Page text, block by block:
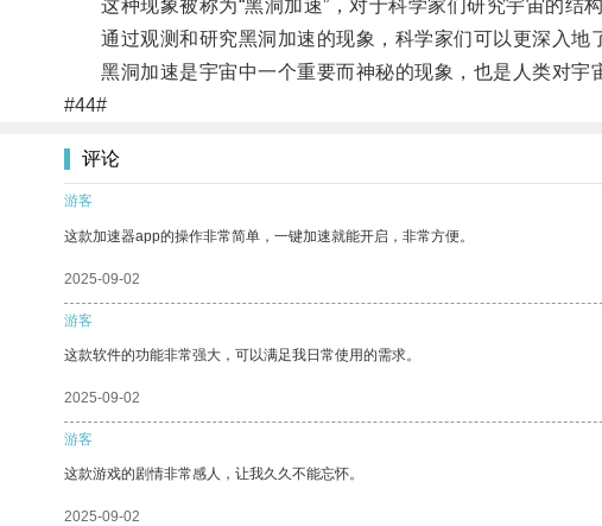
这种现象被称为“黑洞加速”，对于科学家们研究宇宙的结构
通过观测和研究黑洞加速的现象，科学家们可以更深入地
黑洞加速是宇宙中一个重要而神秘的现象，也是人类对宇
#44#
评论
游客
这款加速器app的操作非常简单，一键加速就能开启，非常方便。
2025-09-02
游客
这款软件的功能非常强大，可以满足我日常使用的需求。
2025-09-02
游客
这款游戏的剧情非常感人，让我久久不能忘怀。
2025-09-02